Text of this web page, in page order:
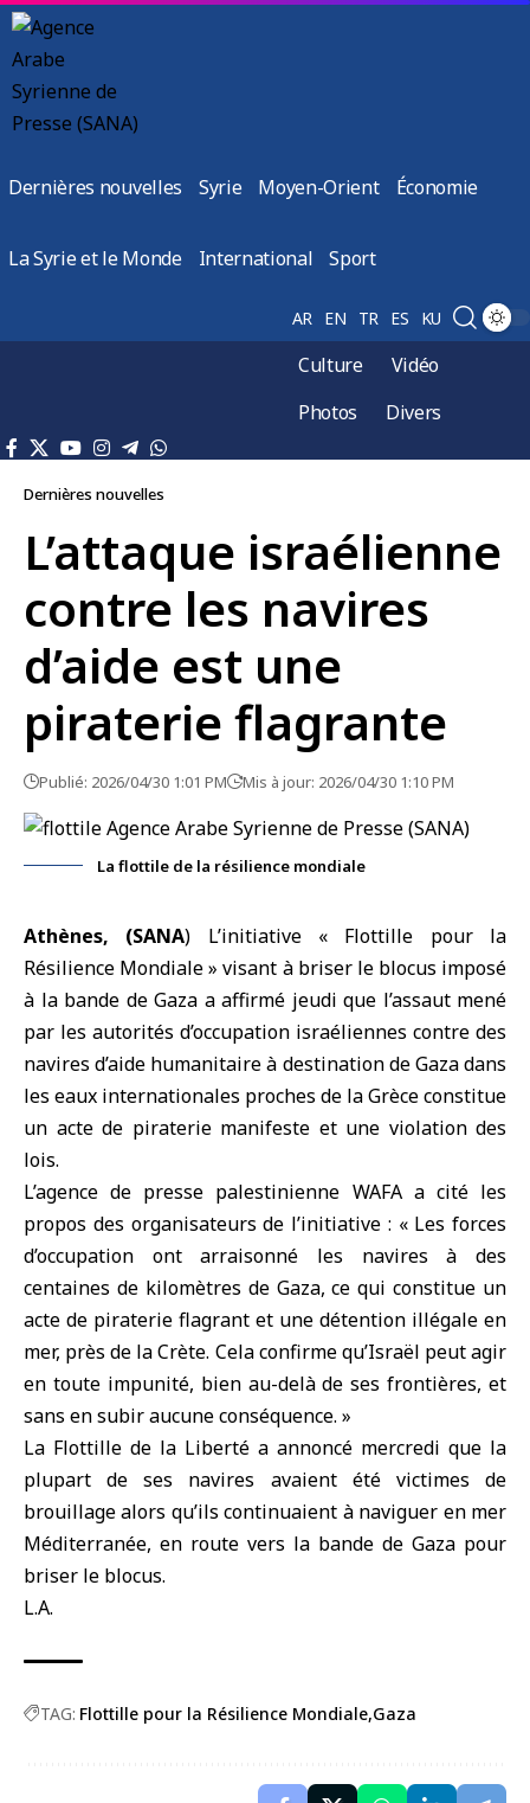
Dernières nouvelles Syrie Moyen-Orient Économie
La Syrie et le Monde International Sport
AR EN TR ES KU
Culture
Vidéo
Photos
Divers
Dernières nouvelles
L’attaque israélienne
contre les navires
d’aide est une
piraterie flagrante
Publié: 2026/04/30 1:01 PM Mis à jour: 2026/04/30 1:10 PM
La flottile de la résilience mondiale
Athènes, (SANA) L’initiative « Flottille pour la
Résilience Mondiale» visant à briser le blocus imposé
à la bande de Gaza a affirmé jeudi que l’assaut mené
par les autorités d’occupation israéliennes contre des
navires d’aide humanitaire à destination de Gaza dans
les eaux internationales proches de laGrèceconstitue
un acte de piraterie manifeste et une violation des
lois.
L’agence de presse palestinienne WAFA a cité les
propos des organisateurs de l’initiative : « Les forces
d’occupation ont arraisonné les navires à des
centaines de kilomètres de Gaza, ce qui constitue un
acte de piraterie flagrant et une détention illégale en
mer, près de la Crète. Cela confirme qu’Israël peut agir
en toute impunité, bien au-delà de ses frontières, et
sans en subir aucune conséquence. »
La Flottille de la Liberté a annoncé mercredi que la
plupart de ses navires avaient été victimes de
brouillage alors qu’ils continuaient à naviguer en mer
Méditerranée, en route vers la bande de Gaza pour
briser le blocus.
L.A.
TAG: Flottille pour la Résilience Mondiale Gaza